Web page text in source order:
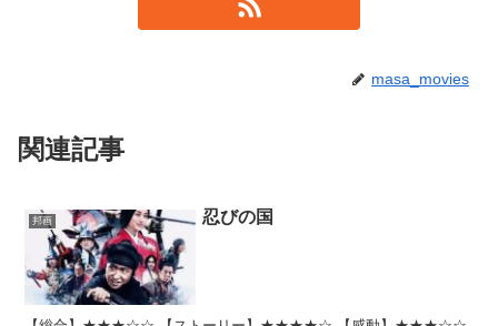
masa_movies
関連記事
邦画 忍びの国